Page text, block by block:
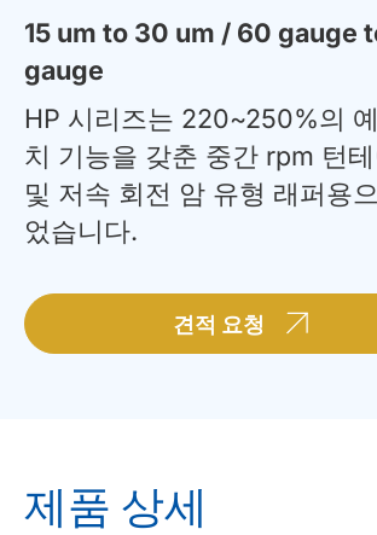
15 um to 30 um / 60 gauge
gauge
HP 시리즈는 220~250%의
치 기능을 갖춘 중간 rpm 턴
및 저속 회전 암 유형 래퍼용
었습니다.
견적 요청
제품 상세